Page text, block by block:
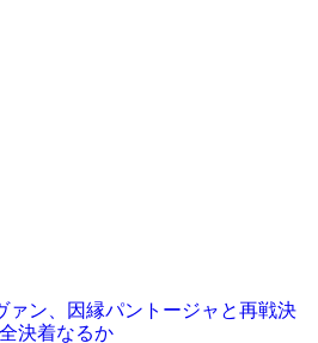
ァン、因縁パントージャと再戦決
決着なるか